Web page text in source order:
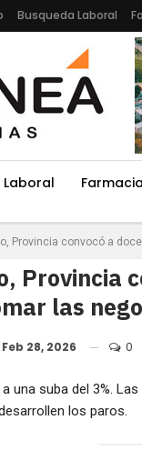
Busqueda Laboral
Laboral
Provincia convocó a
Provincia
las
Feb 28, 2026 0
una suba del 3%.
los paros.